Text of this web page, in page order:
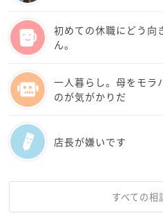
初めての休職にどう向
ん。
一人暮らし。母をモラ
のが気がかりだ
店長が嫌いです
すべての相